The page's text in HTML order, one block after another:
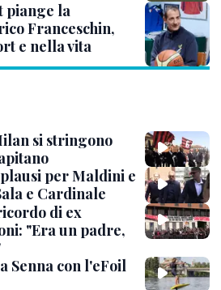
piange la
Franceschin,
e nella vita
si stringono
per Maldini e
e Cardinale
di ex
"Era un padre,
Senna con l'eFoil